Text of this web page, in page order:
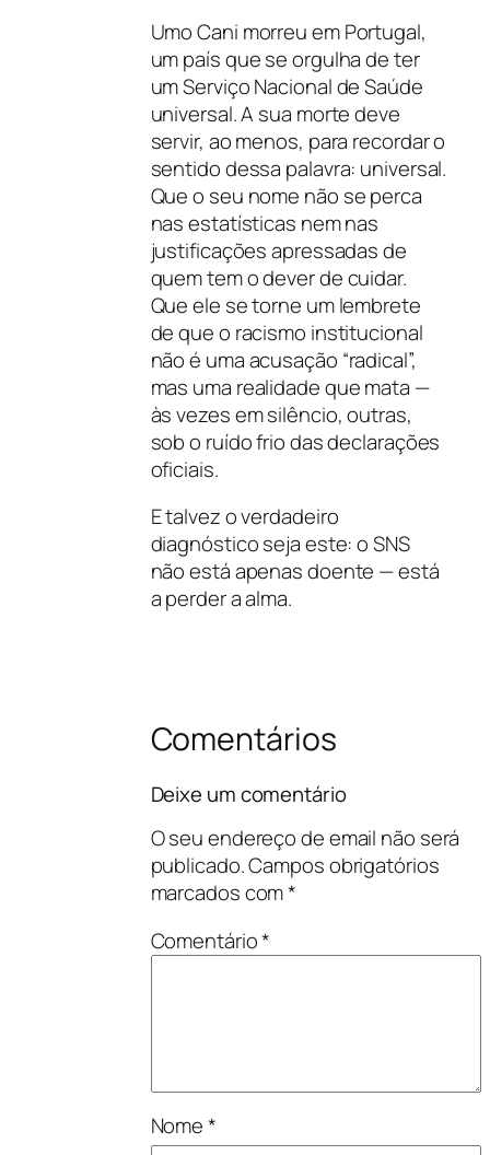
Umo Cani morreu em Portugal,
um país que se orgulha de ter
um Serviço Nacional de Saúde
universal. A sua morte deve
servir, ao menos, para recordar o
sentido dessa palavra: universal.
Que o seu nome não se perca
nas estatísticas nem nas
justificações apressadas de
quem tem o dever de cuidar.
Que ele se torne um lembrete
de que o racismo institucional
não é uma acusação “radical”,
mas uma realidade que mata —
às vezes em silêncio, outras,
sob o ruído frio das declarações
oficiais.
E talvez o verdadeiro
diagnóstico seja este: o SNS
não está apenas doente — está
a perder a alma.
Comentários
Deixe um comentário
O seu endereço de email não será
publicado.Campos obrigatórios
marcados com*
Comentário*
Nome*